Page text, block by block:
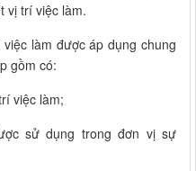
vị trí việc làm.
làm được áp dụng chung
gồm có:
việc làm;
sử dụng trong đơn vị sự